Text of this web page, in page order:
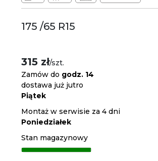
175 /65 R15
315 zł/szt.
Zamów do godz. 14
dostawa już jutro
Piątek
Montaż w serwisie za 4 dni
Poniedziałek
Stan magazynowy